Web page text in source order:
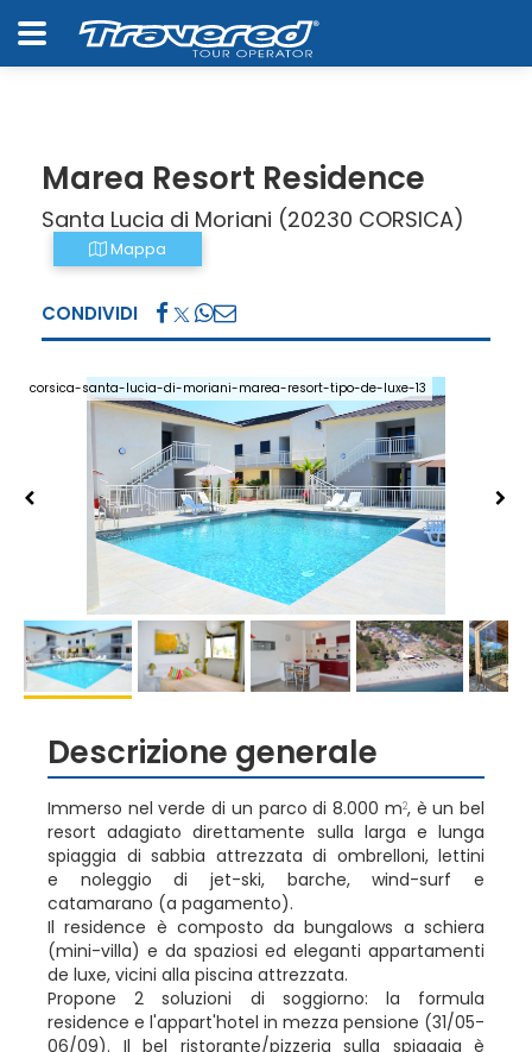
Marea Resort Residence
Santa Lucia di Moriani (20230 CORSICA)
Mappa
CONDIVIDI
corsica-santa-lucia-di-moriani-marea-resort-tipo-de-luxe-13
Descrizione generale
Immerso nel verde di un parco di 8.000 m2, è un bel
resort adagiato direttamente sulla larga e lunga
spiaggia di sabbia attrezzata di ombrelloni, lettini
e noleggio di jet-ski, barche, wind-surf e
catamarano (a pagamento).
Il residence è composto da bungalows a schiera
(mini-villa) e da spaziosi ed eleganti appartamenti
de luxe, vicini alla piscina attrezzata.
Propone 2 soluzioni di soggiorno: la formula
residence e l'appart'hotel in mezza pensione (31/05-
06/09). Il bel ristorante/pizzeria sulla spiaggia è